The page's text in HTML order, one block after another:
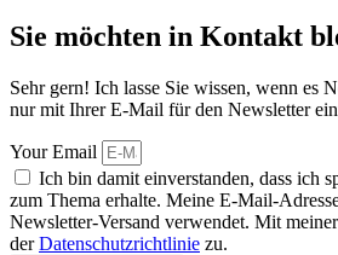
Sie möchten in Kontakt
Sehr gern! Ich lasse Sie wissen, wenn es
nur mit Ihrer E-Mail für den Newsletter
Your Email
Ich bin damit einverstanden, dass ich
zum Thema erhalte. Meine E-Mail-
Newsletter-Versand verwendet. Mit
derDatenschutzrichtlinie zu.